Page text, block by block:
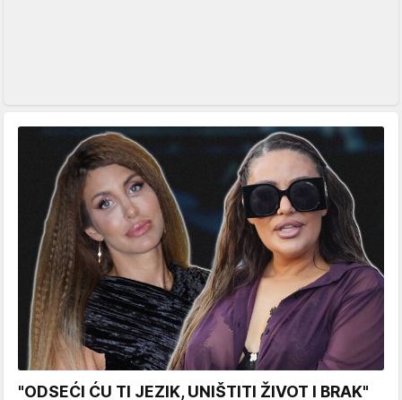
"ODSEĆI ĆU TI JEZIK, UNIŠTITI ŽIVOT I BRAK"